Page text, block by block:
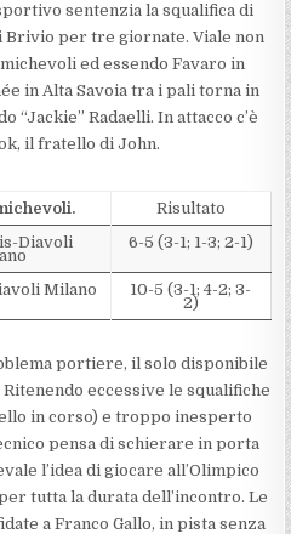
sentenzia la squalifica di
Brivio per tre giornate. Viale non
ed essendo Favaro in
in Alta Savoia tra i pali torna in
“Jackie” Radaelli. In attacco c’è
il fratello di John.
Risultato
Diavoli 6-5 (3-1; 1-3; 2-1)
Milano 10-5 (3-1; 4-2; 3-
2)
portiere, il solo disponibile
eccessive le squalifiche
in corso) e troppo inesperto
pensa di schierare in porta
l’idea di giocare all’Olimpico
tutta la durata dell’incontro. Le
a Franco Gallo, in pista senza